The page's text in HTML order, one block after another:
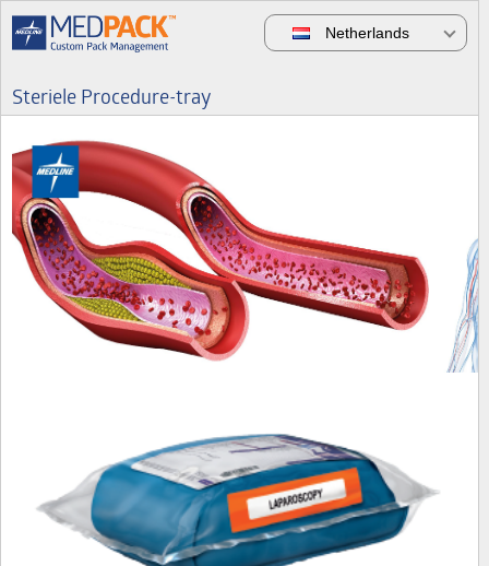
Steriele Procedure-tray
Netherlands